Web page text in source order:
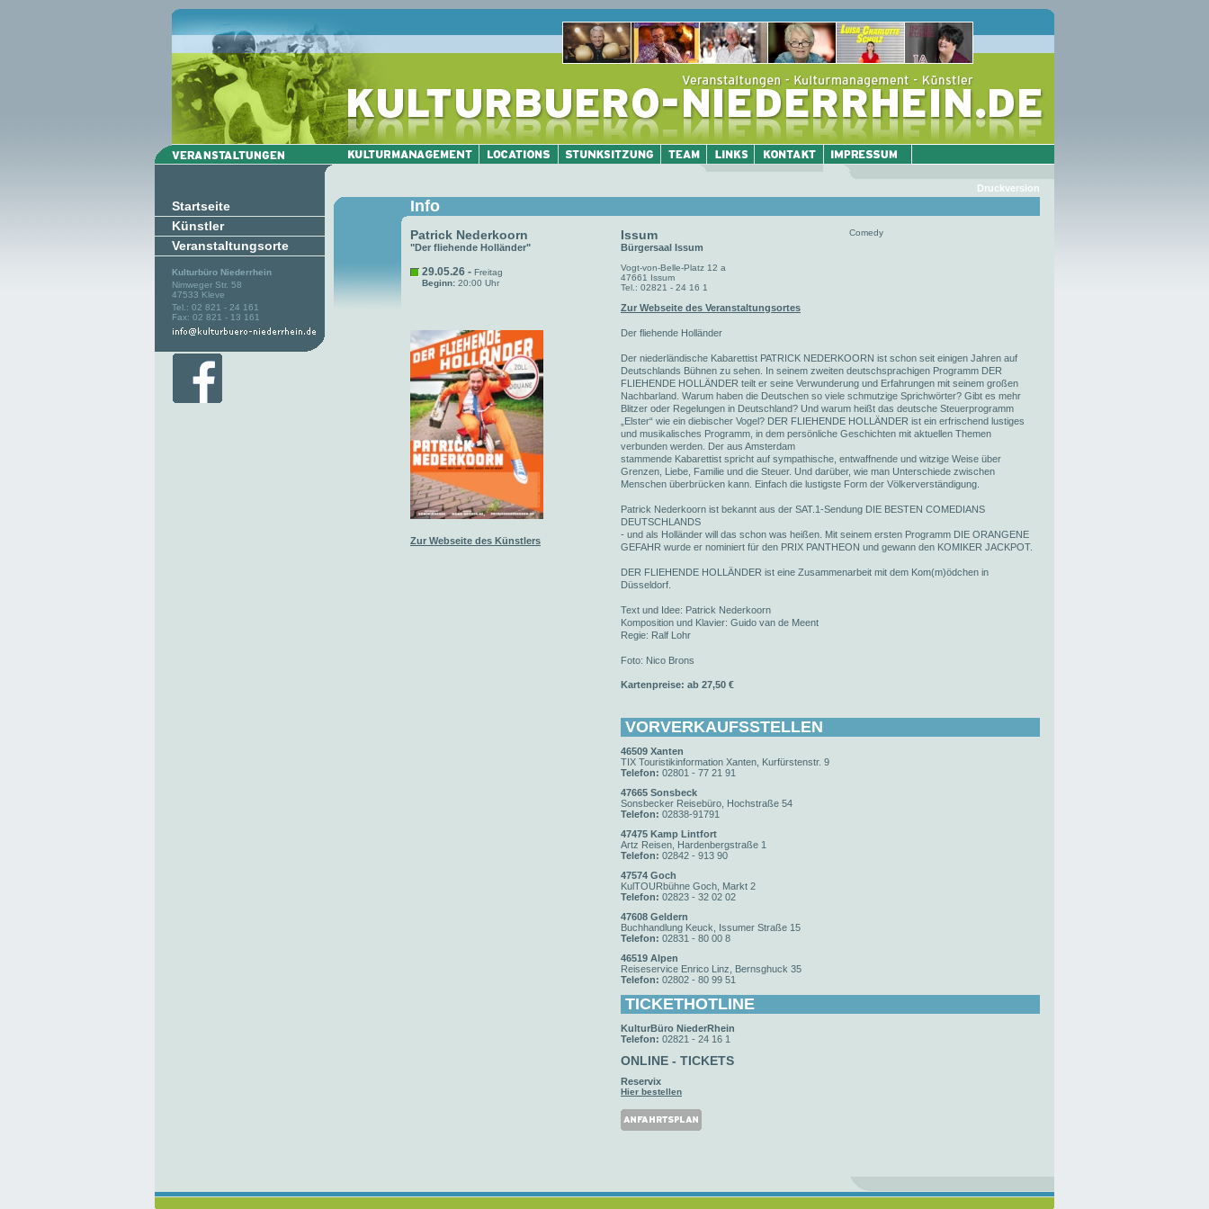
Startseite
Künstler
Veranstaltungsorte
Kulturbüro Niederrhein
Nimweger Str. 58
47533 Kleve
Tel.: 02 821 - 24 161
Fax: 02 821 - 13 161
Druckversion
Info
Patrick Nederkoorn
"Der fliehende Holländer"
29.05.26 - Freitag
Beginn: 20:00 Uhr
Issum
Bürgersaal Issum
Vogt-von-Belle-Platz 12 a
47661 Issum
Tel.: 02821 - 24 16 1
Zur Webseite des Veranstaltungsortes
Comedy
Zur Webseite des Künstlers
Der fliehende Holländer
Der niederländische Kabarettist PATRICK NEDERKOORN ist schon seit einigen Jahren auf
Deutschlands Bühnen zu sehen. In seinem zweiten deutschsprachigen Programm DER
FLIEHENDE HOLLÄNDER teilt er seine Verwunderung und Erfahrungen mit seinem großen
Nachbarland. Warum haben die Deutschen so viele schmutzige Sprichwörter? Gibt es mehr
Blitzer oder Regelungen in Deutschland? Und warum heißt das deutsche Steuerprogramm
„Elster“ wie ein diebischer Vogel? DER FLIEHENDE HOLLÄNDER ist ein erfrischend lustiges
und musikalisches Programm, in dem persönliche Geschichten mit aktuellen Themen
verbunden werden. Der aus Amsterdam
stammende Kabarettist spricht auf sympathische, entwaffnende und witzige Weise über
Grenzen, Liebe, Familie und die Steuer. Und darüber, wie man Unterschiede zwischen
Menschen überbrücken kann. Einfach die lustigste Form der Völkerverständigung.
Patrick Nederkoorn ist bekannt aus der SAT.1-Sendung DIE BESTEN COMEDIANS
DEUTSCHLANDS
- und als Holländer will das schon was heißen. Mit seinem ersten Programm DIE ORANGENE
GEFAHR wurde er nominiert für den PRIX PANTHEON und gewann den KOMIKER JACKPOT.
DER FLIEHENDE HOLLÄNDER ist eine Zusammenarbeit mit dem Kom(m)ödchen in
Düsseldorf.
Text und Idee: Patrick Nederkoorn
Komposition und Klavier: Guido van de Meent
Regie: Ralf Lohr
Foto: Nico Brons
Kartenpreise: ab 27,50 €
VORVERKAUFSSTELLEN
46509 Xanten
TIX Touristikinformation Xanten, Kurfürstenstr. 9
Telefon: 02801 - 77 21 91
47665 Sonsbeck
Sonsbecker Reisebüro, Hochstraße 54
Telefon: 02838-91791
47475 Kamp Lintfort
Artz Reisen, Hardenbergstraße 1
Telefon: 02842 - 913 90
47574 Goch
KulTOURbühne Goch, Markt 2
Telefon: 02823 - 32 02 02
47608 Geldern
Buchhandlung Keuck, Issumer Straße 15
Telefon: 02831 - 80 00 8
46519 Alpen
Reiseservice Enrico Linz, Bernsghuck 35
Telefon: 02802 - 80 99 51
TICKETHOTLINE
KulturBüro NiederRhein
Telefon: 02821 - 24 16 1
ONLINE - TICKETS
Reservix
Hier bestellen